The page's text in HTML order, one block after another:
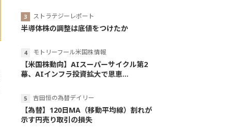
ストラテジーレポート
半導体株の調整は底値をつけたか
モトリーフール米国株情報
【米国株動向】AIスーパーサイクル第2
幕、AIインフラ投資拡大で恩恵...
吉田恒の為替デイリー
【為替】120日MA（移動平均線）割れが
示す円売り取引の損失